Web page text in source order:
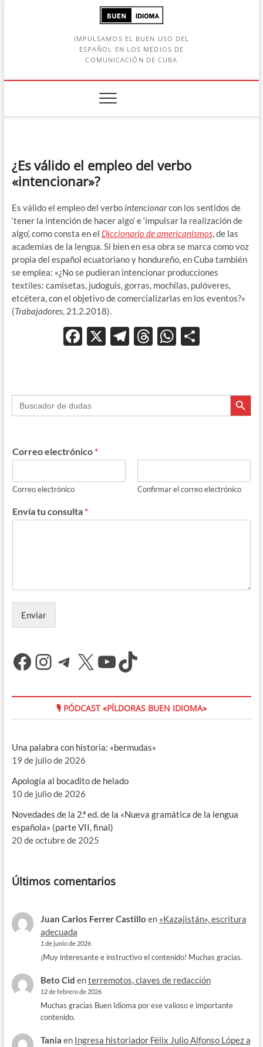
IMPULSAMOS EL BUEN USO DEL
ESPAÑOL EN LOS MEDIOS DE
COMUNICACIÓN DE CUBA
¿Es válido el empleo del verbo
«intencionar»?
Es válido el empleo del verbo intencionarcon los sentidos de
‘tener la intención de hacer algo’ e ‘impulsar la realización de
algo’, como consta en el Diccionario de americanismos, de las
academias de la lengua. Si bien en esa obra se marca como voz
propia del español ecuatoriano y hondureño, en Cuba también
se emplea: «¿Nose pudieranintencionar producciones
textiles: camisetas, judoguis,gorras, mochilas, pulóveres,
etcétera,conel objetivodecomercializarlas en los eventos?»
(Trabajadores, 21.2.2018).
F
b
o
k
X T
gr
a
T
a
ds
W
s
A
p
ar
Buscar: Botón de
Correo electrónico *
Correo electrónico Confirmar el correo electrónico
Envía tu consulta *
Enviar
Facebook
Instagram
Telegram
X YouTube
TikTok
🎙 PÓDCAST «PÍLDORAS BUEN IDIOMA»
Una palabra con historia: «bermudas»
19 de julio de 2026
Apología al bocadito de helado
10 de julio de 2026
Novedades de la 2.ª ed. de la «Nueva gramática de la lengua
española» (parte VII, final)
20 de octubre de 2025
Últimos comentarios
Juan Carlos Ferrer Castillo en «Kazajistán», escritura
adecuada
1 de junio de 2026
¡Muy interesante e instructivo el contenido! Muchas gracias.
Beto Cid enterremotos, claves de redacción
12 de febrero de 2026
Muchas gracias Buen Idioma por ese valioso e importante
contenido.
Tania en Ingresa historiador Félix Julio Alfonso López a